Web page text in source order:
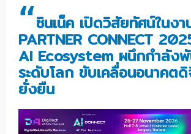
“ซินเน็ค เปิดวิสัยทัศน์ในงา
PARTNER CONNECT
AI Ecosystem ผนึกกำลัง
ระดับโลก ขับเคลื่อนอนาคต
ยั่งยืน